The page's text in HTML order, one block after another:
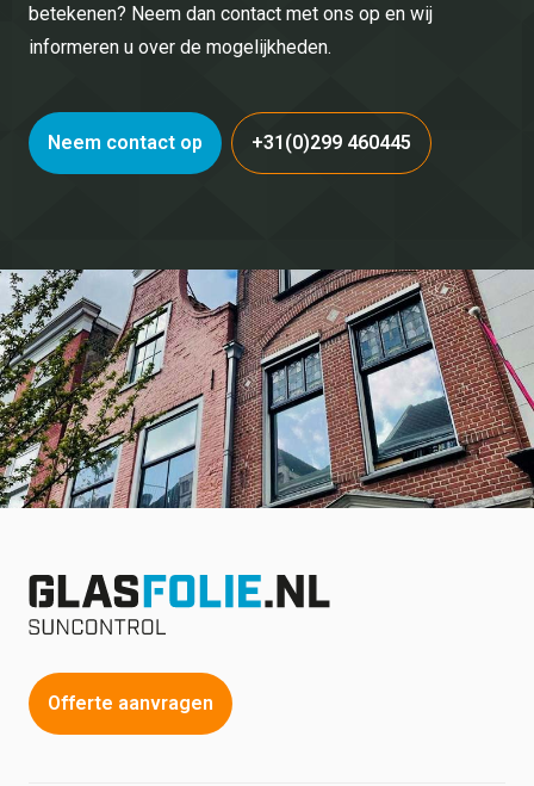
betekenen? Neem dan contact met ons op en wij
informeren u over de mogelijkheden.
Neem contact op +31(0)299 460445
Offerte aanvragen